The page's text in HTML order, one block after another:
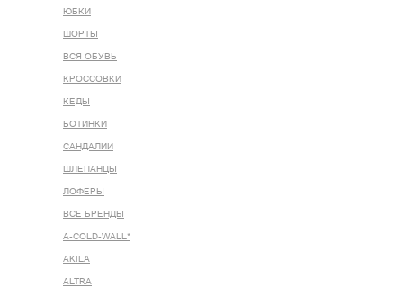
ЮБКИ
ШОРТЫ
ВСЯ ОБУВЬ
КРОССОВКИ
КЕДЫ
БОТИНКИ
САНДАЛИИ
ШЛЕПАНЦЫ
ЛОФЕРЫ
ВСЕ БРЕНДЫ
A-COLD-WALL*
AKILA
ALTRA